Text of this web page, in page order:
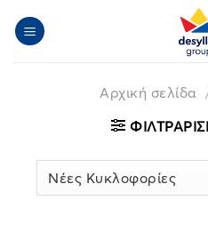
στο
Αρχική σελίδα